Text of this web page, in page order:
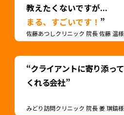
教えたくないですが...
まる、すごいです！ ”
佐藤あつしクリニック 院長 佐藤 温様
“クライアントに寄り添って
くれる会社”
みどり訪問クリニック 院長 姜 琪鎬様